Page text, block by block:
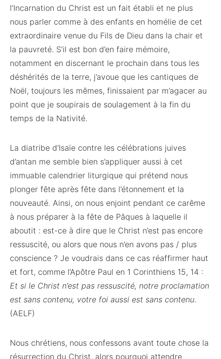
l’Incarnation du Christ est un fait établi et ne plus
nous parler comme à des enfants en homélie de cet
extraordinaire venue du Fils de Dieu dans la chair et
la pauvreté. S’il est bon d’en faire mémoire,
notamment en discernant le prochain dans tous les
déshérités de la terre, j’avoue que les cantiques de
Noël, toujours les mêmes, finissaient par m’agacer au
point que je soupirais de soulagement à la fin du
temps de la Nativité.
La diatribe d’Isaïe contre les célébrations juives
d’antan me semble bien s’appliquer aussi à cet
immuable calendrier liturgique qui prétend nous
plonger fête après fête dans l’étonnement et la
nouveauté. Ainsi, on nous enjoint pendant ce carême
à nous préparer à la fête de Pâques à laquelle il
aboutit : est-ce à dire que le Christ n’est pas encore
ressuscité, ou alors que nous n’en avons pas / plus
conscience ? Je voudrais dans ce cas réaffirmer haut
et fort, comme l’Apôtre Paul en 1 Corinthiens 15, 14 :
Et si le Christ n’est pas ressuscité, notre proclamation
est sans contenu, votre foi aussi est sans contenu.
(AELF)
Nous chrétiens, nous confessons avant toute chose la
résurrection du Christ, alors pourquoi attendre